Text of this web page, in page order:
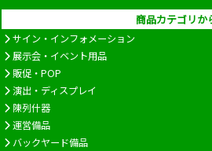
商品カテゴリか
サイン・インフォメーション
展示会・イベント用品
販促・POP
演出・ディスプレイ
陳列什器
運営備品
バックヤード備品